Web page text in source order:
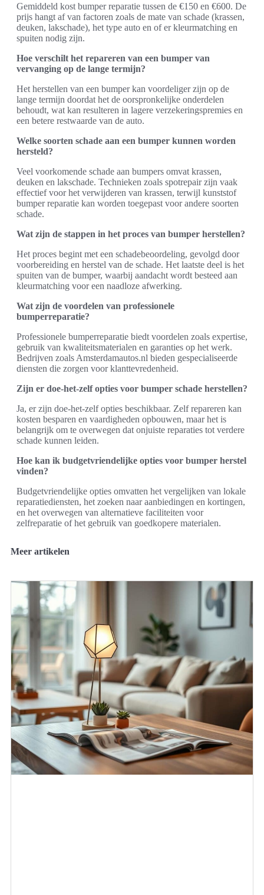
Gemiddeld kost bumper reparatie tussen de €150 en €600. De
prijs hangt af van factoren zoals de mate van schade (krassen,
deuken, lakschade), het type auto en of er kleurmatching en
spuiten nodig zijn.
Hoe verschilt het repareren van een bumper van
vervanging op de lange termijn?
Het herstellen van een bumper kan voordeliger zijn op de
lange termijn doordat het de oorspronkelijke onderdelen
behoudt, wat kan resulteren in lagere verzekeringspremies en
een betere restwaarde van de auto.
Welke soorten schade aan een bumper kunnen worden
hersteld?
Veel voorkomende schade aan bumpers omvat krassen,
deuken en lakschade. Technieken zoals spotrepair zijn vaak
effectief voor het verwijderen van krassen, terwijl kunststof
bumper reparatie kan worden toegepast voor andere soorten
schade.
Wat zijn de stappen in het proces van bumper herstellen?
Het proces begint met een schadebeoordeling, gevolgd door
voorbereiding en herstel van de schade. Het laatste deel is het
spuiten van de bumper, waarbij aandacht wordt besteed aan
kleurmatching voor een naadloze afwerking.
Wat zijn de voordelen van professionele
bumperreparatie?
Professionele bumperreparatie biedt voordelen zoals expertise,
gebruik van kwaliteitsmaterialen en garanties op het werk.
Bedrijven zoals Amsterdamautos.nl bieden gespecialiseerde
diensten die zorgen voor klanttevredenheid.
Zijn er doe-het-zelf opties voor bumper schade herstellen?
Ja, er zijn doe-het-zelf opties beschikbaar. Zelf repareren kan
kosten besparen en vaardigheden opbouwen, maar het is
belangrijk om te overwegen dat onjuiste reparaties tot verdere
schade kunnen leiden.
Hoe kan ik budgetvriendelijke opties voor bumper herstel
vinden?
Budgetvriendelijke opties omvatten het vergelijken van lokale
reparatiediensten, het zoeken naar aanbiedingen en kortingen,
en het overwegen van alternatieve faciliteiten voor
zelfreparatie of het gebruik van goedkopere materialen.
Meer artikelen